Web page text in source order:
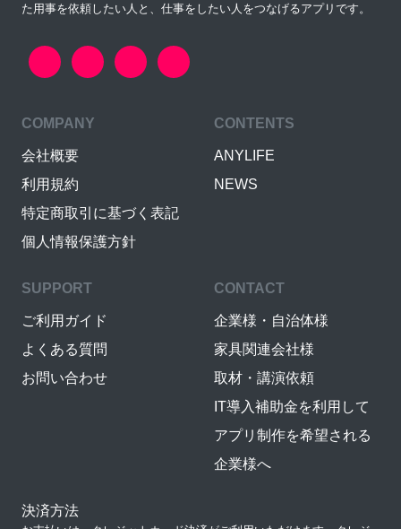
た用事を依頼したい人と、仕事をしたい人をつなげるアプリです。
COMPANY
会社概要
利用規約
特定商取引に基づく表記
個人情報保護方針
CONTENTS
ANYLIFE
NEWS
SUPPORT
ご利用ガイド
よくある質問
お問い合わせ
CONTACT
企業様・自治体様
家具関連会社様
取材・講演依頼
IT導入補助金を利用して
アプリ制作を希望される
企業様へ
決済方法